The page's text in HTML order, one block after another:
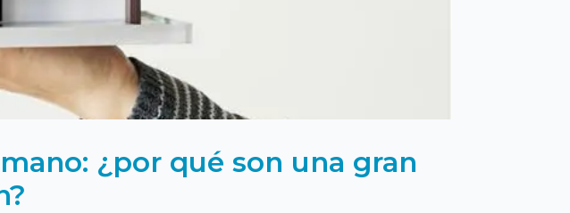
¿por qué son una gran